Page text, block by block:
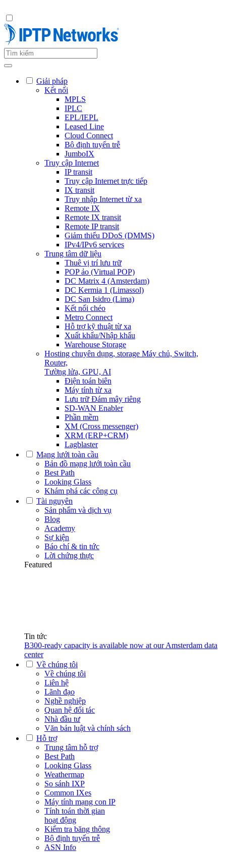
Giải pháp
Kết nối
MPLS
IPLC
EPL/IEPL
Leased Line
Cloud Connect
Bộ định tuyến trễ
JumboIX
Truy cập Internet
IP transit
Truy cập Internet trực tiếp
IX transit
Truy nhập Internet từ xa
Remote IX
Remote IX transit
Remote IP transit
Giảm thiểu DDoS (DMMS)
IPv4/IPv6 services
Trung tâm dữ liệu
Thuê vị trí lưu trữ
POP ảo (Virtual POP)
DC Matrix 4 (Amsterdam)
DC Kermia 1 (Limassol)
DC San Isidro (Lima)
Kết nối chéo
Metro Connect
Hỗ trợ kỹ thuật từ xa
Xuất khẩu/Nhập khẩu
Warehouse Storage
Hosting chuyên dụng, storage Máy chủ, Switch,
Router,
Tường lửa, GPU, AI
Điện toán biên
Máy tính từ xa
Lưu trữ Đám mây riêng
SD-WAN Enabler
Phần mềm
XM (Cross messenger)
XRM (ERP+CRM)
Lagblaster
Mạng lưới toàn cầu
Bản đồ mạng lưới toàn cầu
Best Path
Looking Glass
Khám phá các công cụ
Tài nguyên
Sản phẩm và dịch vụ
Blog
Academy
Sự kiện
Báo chí & tin tức
Lời chứng thực
Featured
Tin tức
B300-ready capacity is available now at our Amsterdam data
center
Về chúng tôi
Về chúng tôi
Liên hệ
Lãnh đạo
Nghề nghiệp
Quan hệ đối tác
Nhà đầu tư
Văn bản luật và chính sách
Hỗ trợ
Trung tâm hỗ trợ
Best Path
Looking Glass
Weathermap
So sánh IXP
Common IXes
Máy tính mạng con IP
Tính toán thời gian
hoạt động
Kiểm tra băng thông
Bộ định tuyến trễ
ASN Info